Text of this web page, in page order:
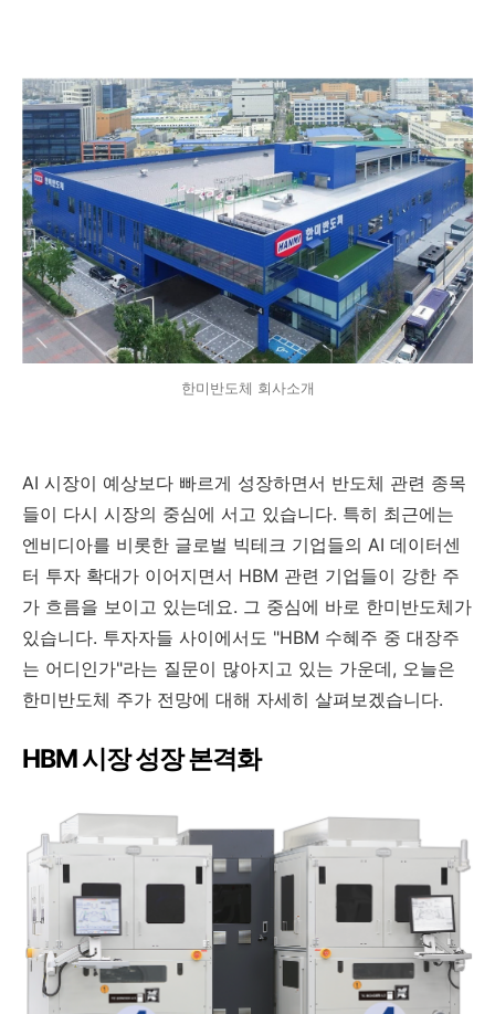
한미반도체 회사소개
AI 시장이 예상보다 빠르게 성장하면서 반도체 관련 종목
들이 다시 시장의 중심에 서고 있습니다. 특히 최근에는
엔비디아를 비롯한 글로벌 빅테크 기업들의 AI 데이터센
터 투자 확대가 이어지면서 HBM 관련 기업들이 강한 주
가 흐름을 보이고 있는데요. 그 중심에 바로 한미반도체가
있습니다. 투자자들 사이에서도 "HBM 수혜주 중 대장주
는 어디인가"라는 질문이 많아지고 있는 가운데, 오늘은
한미반도체 주가 전망에 대해 자세히 살펴보겠습니다.
HBM 시장 성장 본격화